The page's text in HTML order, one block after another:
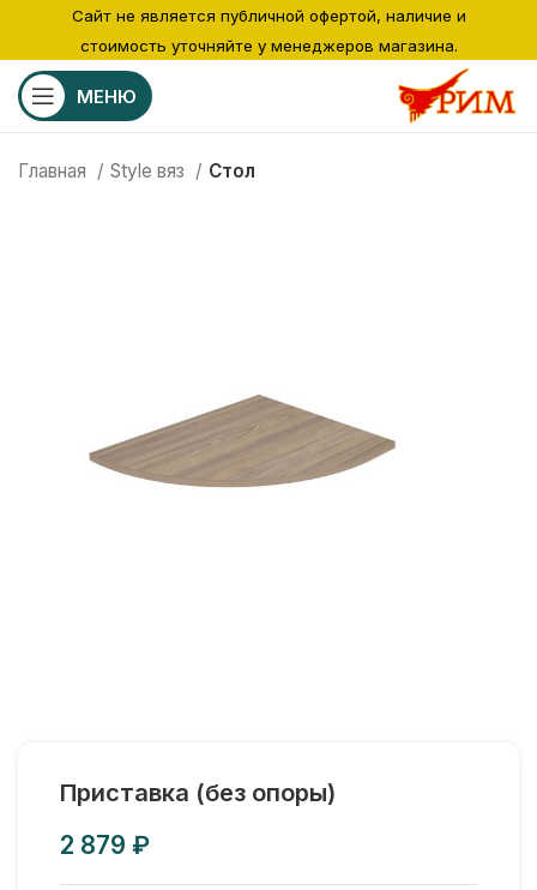
МЕНЮ
Главная Style вяз Стол
Приставка (без опоры)
₽
Сайт не является публичной офертой, наличие и
стоимость уточняйте у менеджеров магазина.